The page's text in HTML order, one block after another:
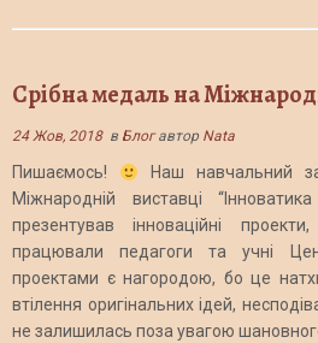
Срібна медаль на
24 Жов, 2018в Блогавтор Nata
Пишаємось!
Наш навчальний
Міжнародній виставці
презентував інноваційні
працювали педагоги та учні
проектами є нагородою, бо це
втілення оригінальних ідей,
не залишилась поза увагою